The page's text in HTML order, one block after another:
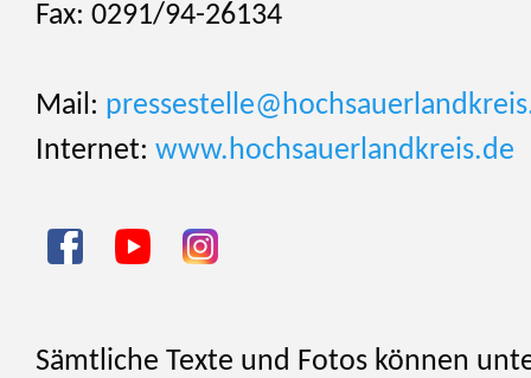
Fax: 0291/94-26134
Mail:
Internet: www.hochsauerlandkreis.de
Sämtliche Texte und Fotos können